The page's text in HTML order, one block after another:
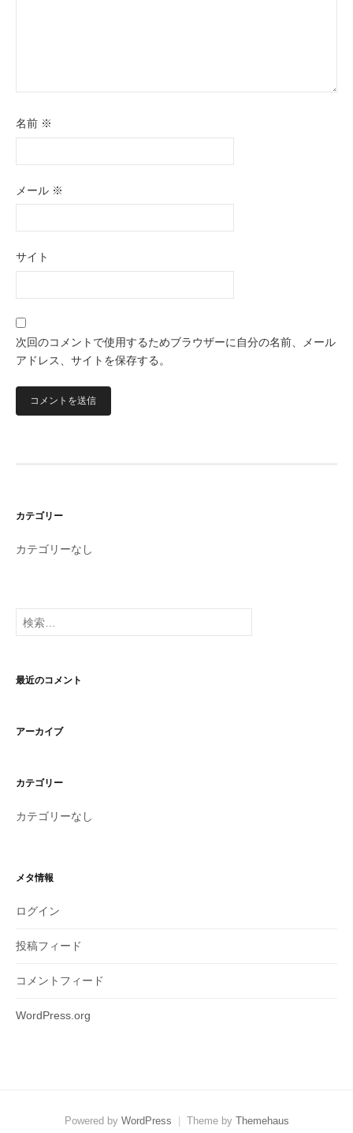
名前 ※
メール ※
サイト
次回のコメントで使用するためブラウザーに自分の名前、メール
アドレス、サイトを保存する。
カテゴリー
カテゴリーなし
検
索:
最近のコメント
アーカイブ
カテゴリー
カテゴリーなし
メタ情報
ログイン
投稿フィード
コメントフィード
WordPress.org
Powered by WordPress Theme by Themehaus